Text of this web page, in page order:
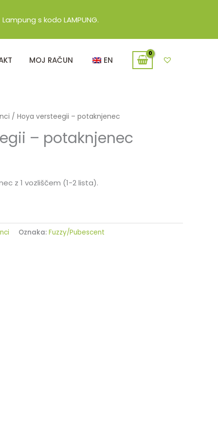
s kodo LAMPUNG.
MOJ RAČUN EN
/ Hoya versteegii – potaknjenec
– potaknjenec
z 1 vozliščem (1-2 lista).
Oznaka: Fuzzy/Pubescent